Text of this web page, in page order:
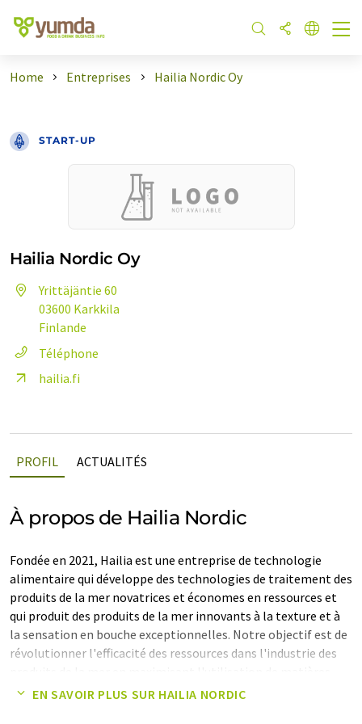
Home Entreprises Hailia Nordic Oy
START-UP
Hailia Nordic Oy
Yrittäjäntie 60
03600 Karkkila
Finlande
Téléphone
hailia.fi
PROFIL ACTUALITÉS
À propos de Hailia Nordic
Fondée en 2021, Hailia est une entreprise de technologie
alimentaire qui développe des technologies de traitement des
produits de la mer novatrices et économes en ressources et
qui produit des produits de la mer innovants à la texture et à
la sensation en bouche exceptionnelles. Notre objectif est de
révolutionner l'efficacité des ressources dans l'industrie des
premières sous-utilisées.
EN SAVOIR PLUS SUR HAILIA NORDIC